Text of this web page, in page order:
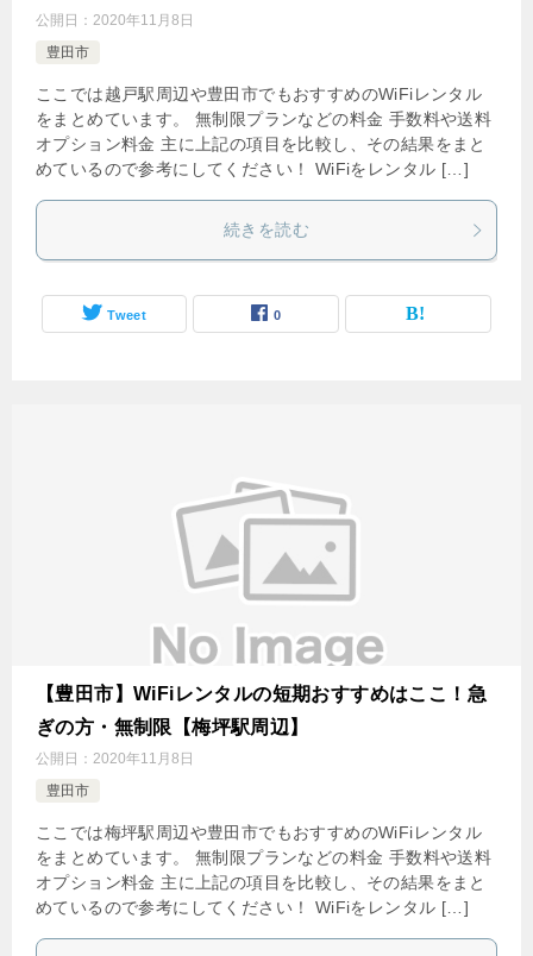
公開日： 2020年11月8日
豊田市
ここでは越戸駅周辺や豊田市でもおすすめのWiFiレンタル
をまとめています。 無制限プランなどの料金 手数料や送料
オプション料金 主に上記の項目を比較し、その結果をまと
めているので参考にしてください！ WiFiをレンタル […]
続きを読む
Tweet 0
【豊田市】WiFiレンタルの短期おすすめはここ！急
ぎの方・無制限【梅坪駅周辺】
公開日： 2020年11月8日
豊田市
ここでは梅坪駅周辺や豊田市でもおすすめのWiFiレンタル
をまとめています。 無制限プランなどの料金 手数料や送料
オプション料金 主に上記の項目を比較し、その結果をまと
めているので参考にしてください！ WiFiをレンタル […]